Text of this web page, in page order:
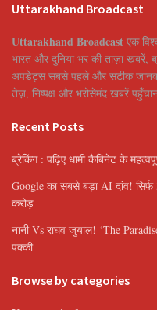
Uttarakhand Broadcast
Uttarakhand Broadcast एक
भारत और दुनिया भर की ताज़ा खबरें,
अपडेट्स सबसे पहले और सटीक
तेज़, निष्पक्ष और भरोसेमंद खबरें
Recent Posts
ब्रेकिंग : पढ़िए धामी कैबिनेट के
Google का सबसे बड़ा AI दांव! सिर्फ
करोड़
नानी Vs राघव जुयाल! ‘The
पक्की
Browse by categories